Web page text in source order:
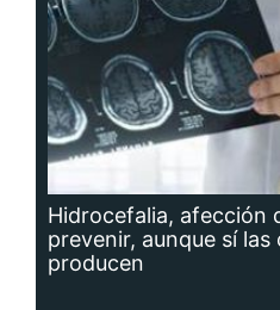
Hidrocefalia, afección
prevenir, aunque sí las
producen